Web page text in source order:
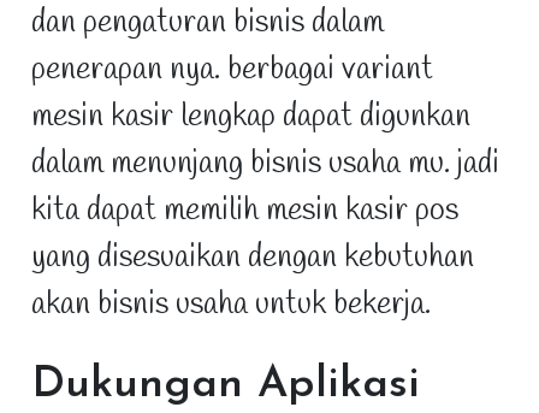
dan pengaturan bisnis dalam
penerapan nya. berbagai variant
mesin kasir lengkap dapat digunkan
dalam menunjang bisnis usaha mu. jadi
kita dapat memilih mesin kasir pos
yang disesuaikan dengan kebutuhan
akan bisnis usaha untuk bekerja.
Dukungan Aplikasi